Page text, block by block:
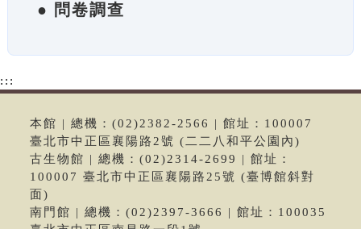
● 問卷調查
:::
本館 | 總機：(02)2382-2566 | 館址：100007
臺北市中正區襄陽路2號 (二二八和平公園內)
古生物館 | 總機：(02)2314-2699 | 館址：
100007 臺北市中正區襄陽路25號 (臺博館斜對
面)
南門館 | 總機：(02)2397-3666 | 館址：100035